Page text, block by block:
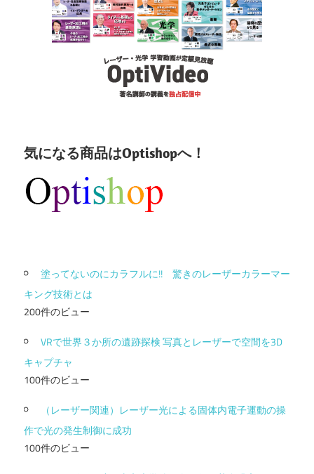
気になる商品はOptishopへ！
塗ってないのにカラフルに!! 驚きのレーザーカラーマー
キング技術とは
200件のビュー
VRで世界３か所の遺跡探検 写真とレーザーで空間を3D
キャプチャ
100件のビュー
（レーザー関連）レーザー光による固体内電子運動の操
作で光の発生制御に成功
100件のビュー